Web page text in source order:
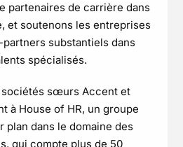
partenaires de carrière dans
et soutenons les entreprises
substantiels dans
spécialisés.
sociétés sœurs Accent et
à House of HR, un groupe
plan dans le domaine des
qui compte plus de 50